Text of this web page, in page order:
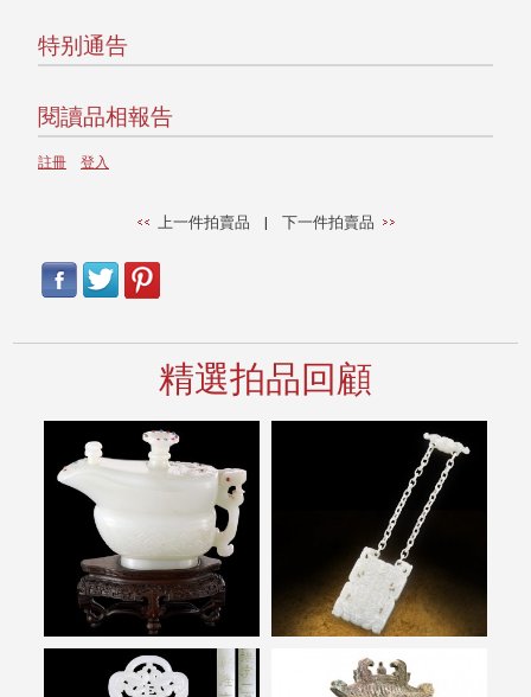
特别通告
閱讀品相報告
註冊 登入
上一件拍賣品 | 下一件拍賣品
精選拍品回顧